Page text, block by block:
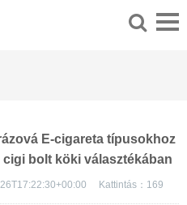
E-cigareta típusokhoz
bolt köki választékában
Kattintás： 169